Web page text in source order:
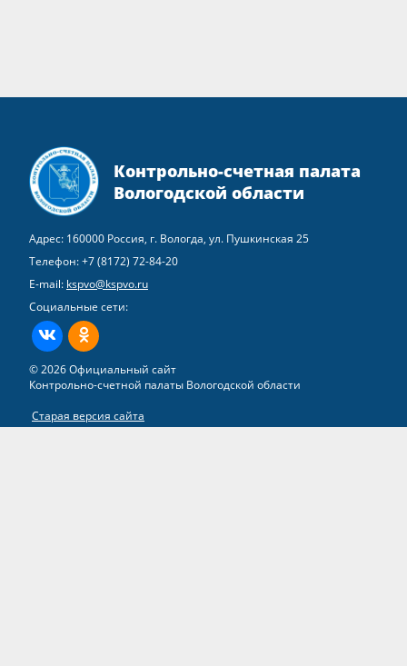
Контрольно-счетная палата
Вологодской области
Адрес: 160000 Россия, г. Вологда, ул. Пушкинская 25
Телефон:+7 (8172) 72-84-20
E-mail: kspvo@kspvo.ru
Социальные сети:
ВКонтактеОдноклассники
© 2026 Официальный сайт
Контрольно-счетной палаты Вологодской области
Старая версия сайта